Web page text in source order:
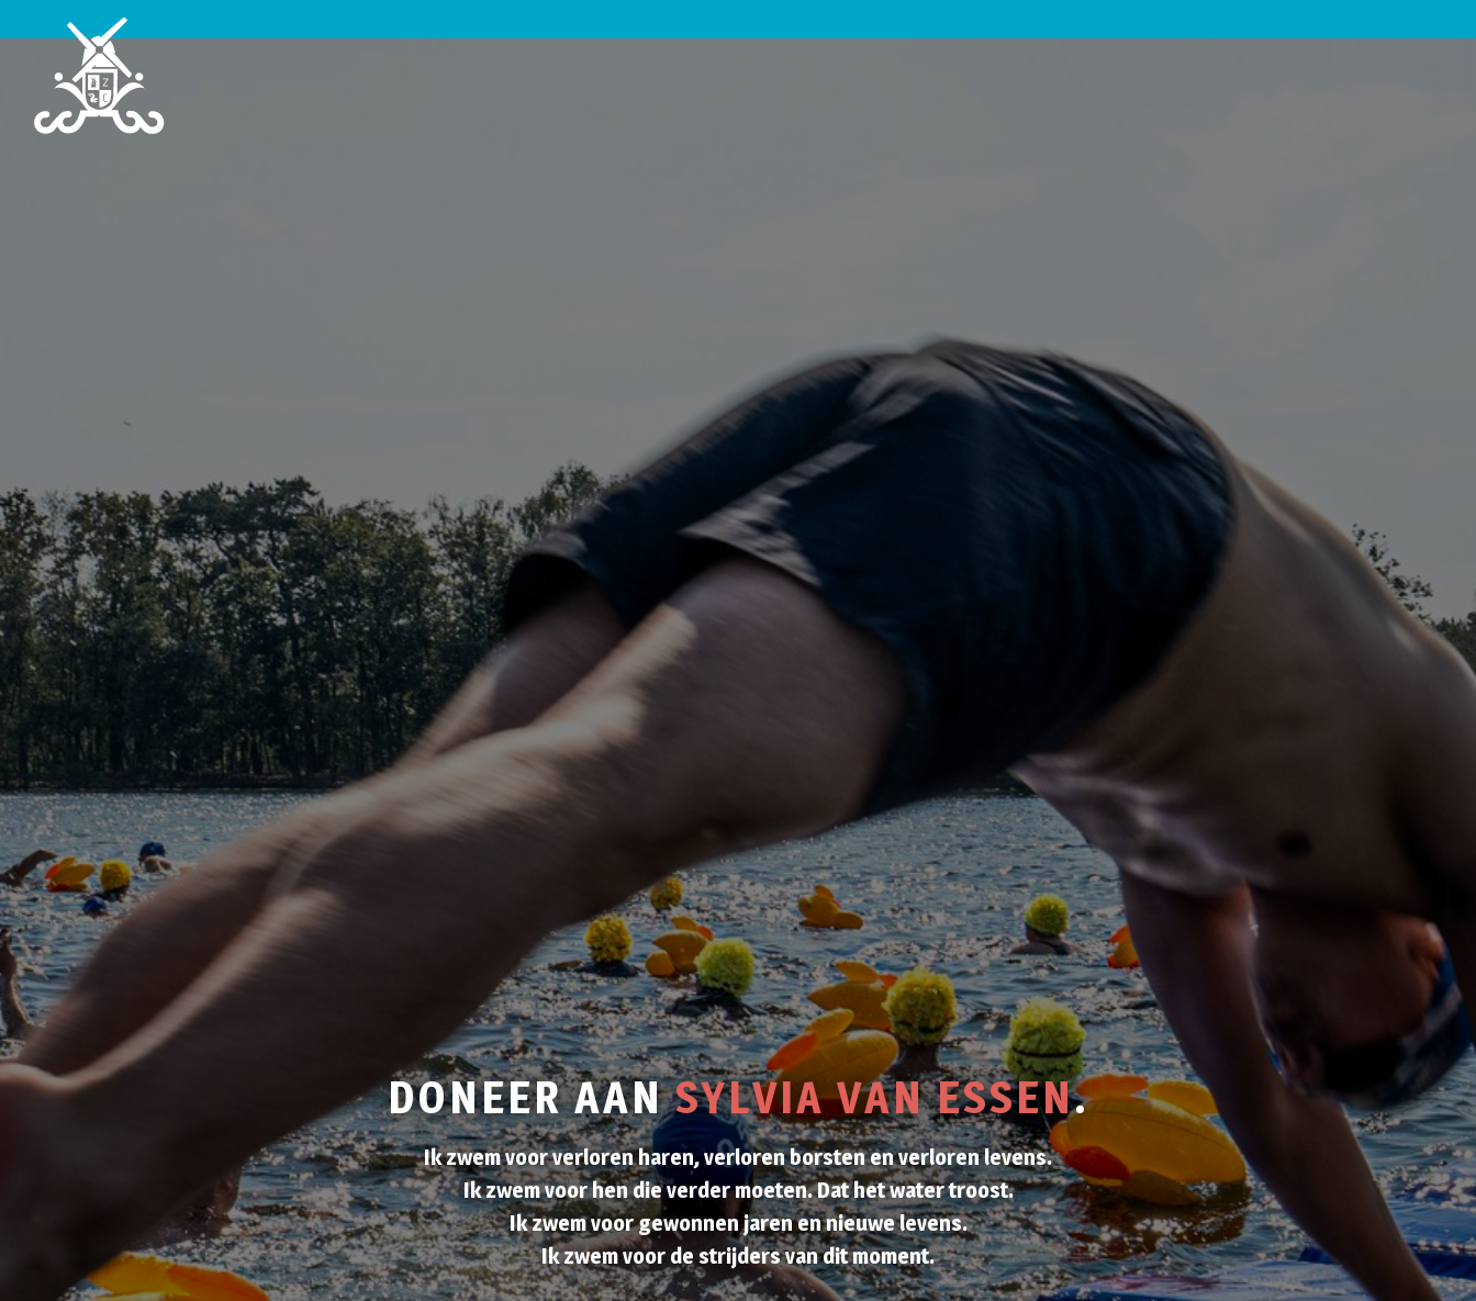
DONEER AANSYLVIA VAN ESSEN.
Ik zwem voor verloren haren, verloren borsten en verloren levens.
Ik zwem voor hen die verder moeten. Dat het water troost.
Ik zwem voor gewonnen jaren en nieuwe levens.
Ik zwem voor de strijders van dit moment.